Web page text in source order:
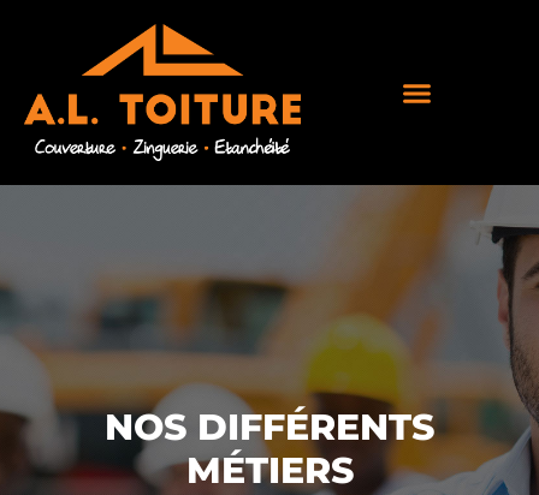
NOS DIFFÉRENTS
MÉTIERS